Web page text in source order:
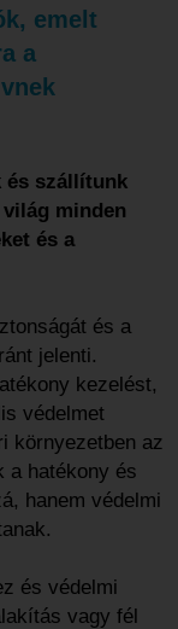
emelt
a
és szállítunk
minden
és a
és a
jelenti.
kezelést,
védelmet
környezetben az
a hatékony és
hanem védelmi
és védelmi
vagy fél